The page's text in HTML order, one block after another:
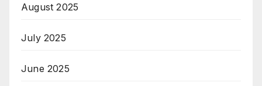
August 2025
July 2025
June 2025